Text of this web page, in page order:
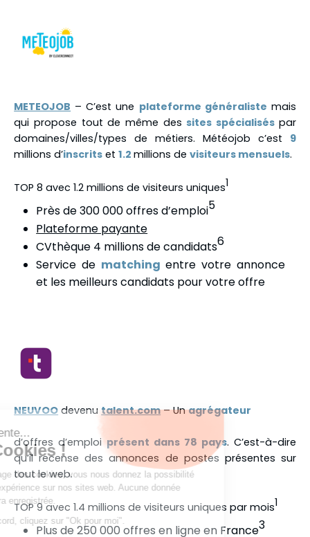
METEOJOB – C’est une plateforme généraliste mais
qui propose tout de même dessites spécialisés par
domaines/villes/types de métiers. Météojob c’est 9
millions d’inscrits et1.2millions devisiteurs mensuels.
TOP 8 avec 1.2 millions de visiteurs uniques1
Près de 300 000 offres d’emploi5
Plateforme payante
CVthèque 4 millions de candidats6
Service de matching entre votre annonce
et les meilleurs candidats pour votre offre
NEUVOO devenu talent.com– Unagrégateur
d’offres d’emploiprésent dans 78 pays. C’est-à-dire
qu’il recense des annonces de postes présentes sur
tout le web.
TOP 9 avec 1.4 millions de visiteurs uniques par mois1
Plus de 250 000 offres en ligne en France3
On vous présente...
les NicoCookies !
En acceptant l'usage des cookies, vous nous donnez la possibilité
d'améliorer votre expérience sur nos sites web. Aucune donnée
personnelle ne sera enregistrée.
Si vous êtes d'accord, cliquez sur "Ok pour moi".